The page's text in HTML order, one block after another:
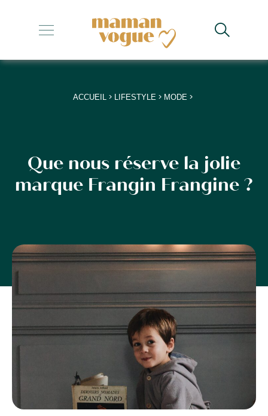
+
+
+
+
ACCUEIL > LIFESTYLE > MODE >
Que nous réserve la jolie
marque Frangin Frangine ?